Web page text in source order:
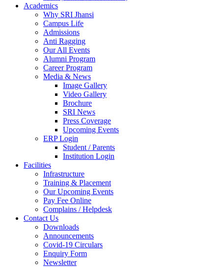
Academics
Why SRI Jhansi
Campus Life
Admissions
Anti Ragging
Our All Events
Alumni Program
Career Program
Media & News
Image Gallery
Video Gallery
Brochure
SRI News
Press Coverage
Upcoming Events
ERP Login
Student / Parents
Institution Login
Facilities
Infrastructure
Training & Placement
Our Upcoming Events
Pay Fee Online
Complains / Helpdesk
Contact Us
Downloads
Announcements
Covid-19 Circulars
Enquiry Form
Newsletter